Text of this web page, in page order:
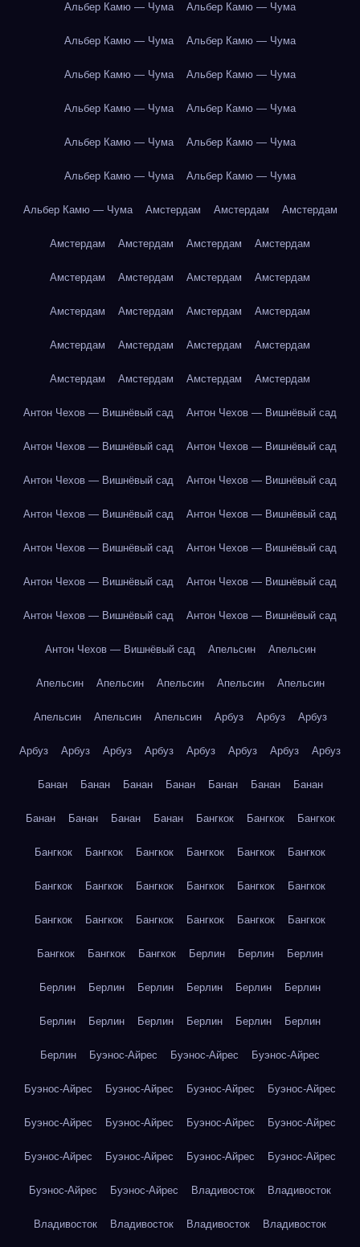
Альбер Камю — Чума Альбер Камю — Чума
Альбер Камю — Чума Альбер Камю — Чума
Альбер Камю — Чума Альбер Камю — Чума
Альбер Камю — Чума Альбер Камю — Чума
Альбер Камю — Чума Альбер Камю — Чума
Альбер Камю — Чума Альбер Камю — Чума
Альбер Камю — Чума Амстердам Амстердам Амстердам
Амстердам Амстердам Амстердам Амстердам
Амстердам Амстердам Амстердам Амстердам
Амстердам Амстердам Амстердам Амстердам
Амстердам Амстердам Амстердам Амстердам
Амстердам Амстердам Амстердам Амстердам
Антон Чехов — Вишнёвый сад Антон Чехов — Вишнёвый сад
Антон Чехов — Вишнёвый сад Антон Чехов — Вишнёвый сад
Антон Чехов — Вишнёвый сад Антон Чехов — Вишнёвый сад
Антон Чехов — Вишнёвый сад Антон Чехов — Вишнёвый сад
Антон Чехов — Вишнёвый сад Антон Чехов — Вишнёвый сад
Антон Чехов — Вишнёвый сад Антон Чехов — Вишнёвый сад
Антон Чехов — Вишнёвый сад Антон Чехов — Вишнёвый сад
Антон Чехов — Вишнёвый сад Апельсин Апельсин
Апельсин Апельсин Апельсин Апельсин Апельсин
Апельсин Апельсин Апельсин Арбуз Арбуз Арбуз
Арбуз Арбуз Арбуз Арбуз Арбуз Арбуз Арбуз Арбуз
Банан Банан Банан Банан Банан Банан Банан
Банан Банан Банан Банан Бангкок Бангкок Бангкок
Бангкок Бангкок Бангкок Бангкок Бангкок Бангкок
Бангкок Бангкок Бангкок Бангкок Бангкок Бангкок
Бангкок Бангкок Бангкок Бангкок Бангкок Бангкок
Бангкок Бангкок Бангкок Берлин Берлин Берлин
Берлин Берлин Берлин Берлин Берлин Берлин
Берлин Берлин Берлин Берлин Берлин Берлин
Берлин Буэнос-Айрес Буэнос-Айрес Буэнос-Айрес
Буэнос-Айрес Буэнос-Айрес Буэнос-Айрес Буэнос-Айрес
Буэнос-Айрес Буэнос-Айрес Буэнос-Айрес Буэнос-Айрес
Буэнос-Айрес Буэнос-Айрес Буэнос-Айрес Буэнос-Айрес
Буэнос-Айрес Буэнос-Айрес Владивосток Владивосток
Владивосток Владивосток Владивосток Владивосток